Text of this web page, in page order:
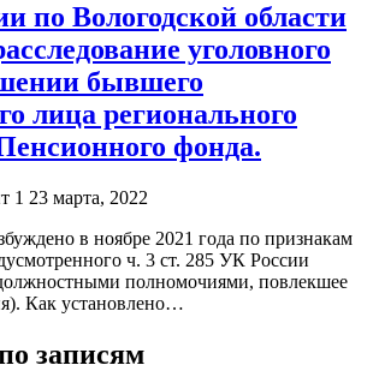
по Вологодской области
уголовного
бывшего
лица регионального
фонда.
1 23 марта, 2022
в ноябре 2021 года по признакам
ч. 3 ст. 285 УК России
полномочиями, повлекшее
Как установлено…
записям